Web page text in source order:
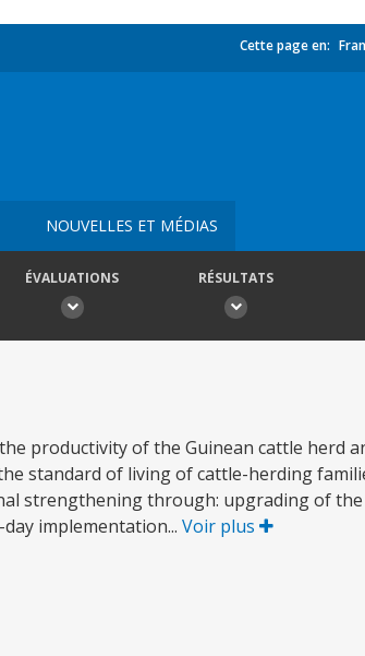
Cette page en:
NOUVELLES ET MÉDIAS
ÉVALUATIONS RÉSULTATS
productivity of the Guinean cattle herd
standard of living of cattle-herding
strengthening through: upgrading of
implementation... Voir plus